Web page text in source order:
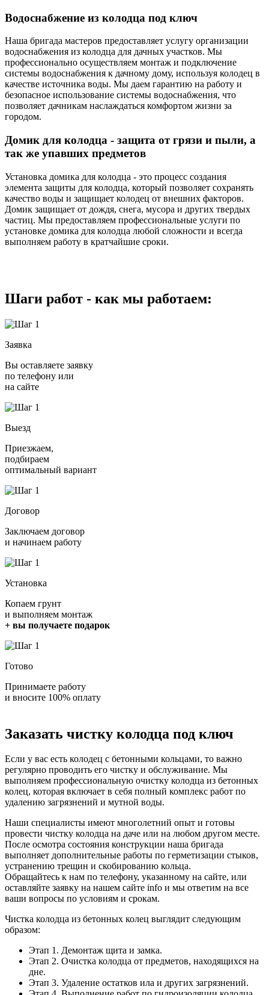
Водоснабжение из колодца под ключ
Наша бригада мастеров предоставляет услугу организации
водоснабжения из колодца для дачных участков. Мы
профессионально осуществляем монтаж и подключение
системы водоснабжения к дачному дому, используя колодец в
качестве источника воды. Мы даем гарантию на работу и
безопасное использование системы водоснабжения, что
позволяет дачникам наслаждаться комфортом жизни за
городом.
Домик для колодца - защита от грязи и пыли, а
так же упавших предметов
Установка домика для колодца - это процесс создания
элемента защиты для колодца, который позволяет сохранять
качество воды и защищает колодец от внешних факторов.
Домик защищает от дождя, снега, мусора и других твердых
частиц. Мы предоставляем профессиональные услуги по
установке домика для колодца любой сложности и всегда
выполняем работу в кратчайшие сроки.
Шаги работ - как мы работаем:
Заявка
Вы оставляете заявку
по телефону или
на сайте
Выезд
Приезжаем,
подбираем
оптимальный вариант
Договор
Заключаем договор
и начинаем работу
Установка
Копаем грунт
и выполняем монтаж
+ вы получаете подарок
Готово
Принимаете работу
и вносите 100% оплату
Заказать чистку колодца под ключ
Если у вас есть колодец с бетонными кольцами, то важно
регулярно проводить его чистку и обслуживание. Мы
выполняем профессиональную очистку колодца из бетонных
колец, которая включает в себя полный комплекс работ по
удалению загрязнений и мутной воды.
Наши специалисты имеют многолетний опыт и готовы
провести чистку колодца на даче или на любом другом месте.
После осмотра состояния конструкции наша бригада
выполняет дополнительные работы по герметизации стыков,
устранению трещин и скобированию кольца.
Обращайтесь к нам по телефону, указанному на сайте, или
оставляйте заявку на нашем сайте info и мы ответим на все
ваши вопросы по условиям и срокам.
Чистка колодца из бетонных колец выглядит следующим
образом:
Этап 1. Демонтаж щита и замка.
Этап 2. Очистка колодца от предметов, находящихся на
дне.
Этап 3. Удаление остатков ила и других загрязнений.